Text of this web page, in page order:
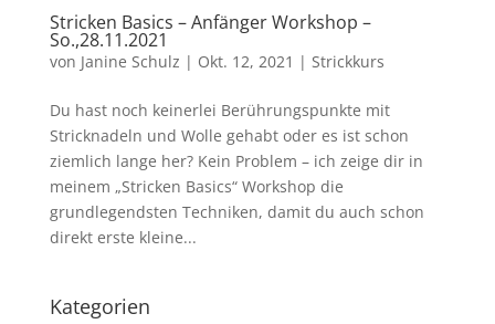
Stricken Basics – Anfänger Workshop –
So.,28.11.2021
von Janine Schulz | Okt. 12, 2021 | Strickkurs
Du hast noch keinerlei Berührungspunkte mit
Stricknadeln und Wolle gehabt oder es ist schon
ziemlich lange her? Kein Problem – ich zeige dir in
meinem „Stricken Basics“ Workshop die
grundlegendsten Techniken, damit du auch schon
direkt erste kleine...
Kategorien